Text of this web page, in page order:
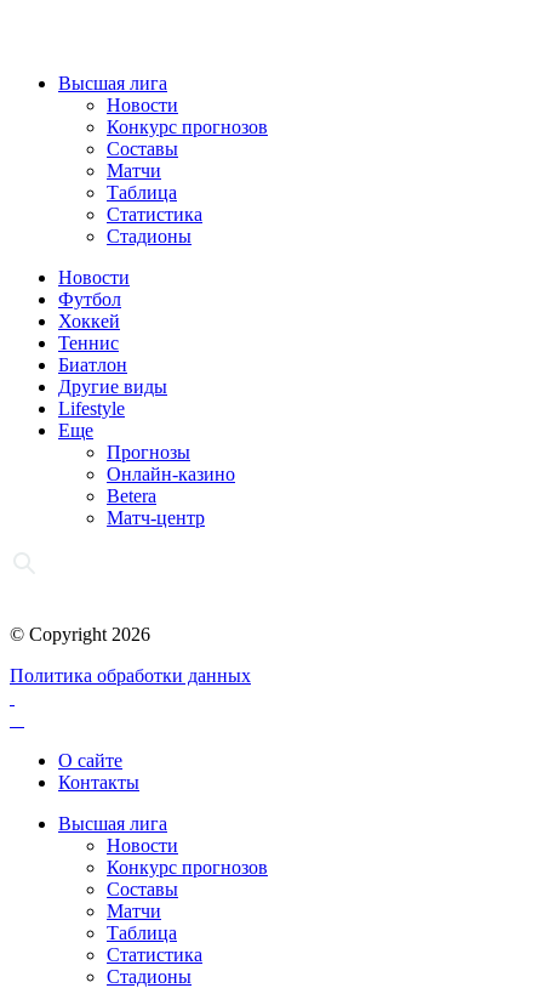
Высшая лига
Новости
Конкурс прогнозов
Составы
Матчи
Таблица
Статистика
Стадионы
Новости
Футбол
Хоккей
Теннис
Биатлон
Другие виды
Lifestyle
Еще
Прогнозы
Онлайн-казино
Betera
Матч-центр
© Copyright 2026
Политика обработки данных
О сайте
Контакты
Высшая лига
Новости
Конкурс прогнозов
Составы
Матчи
Таблица
Статистика
Стадионы